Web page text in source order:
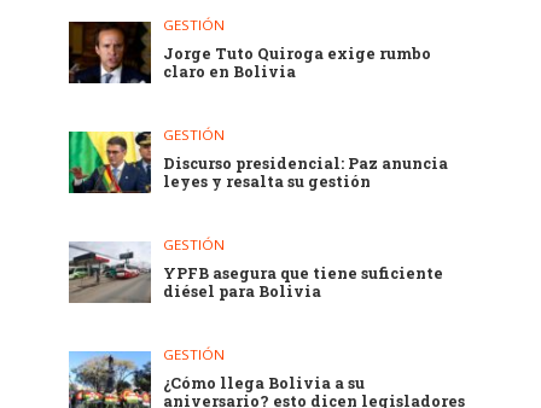
GESTIÓN
Jorge Tuto Quiroga exige rumbo
claro en Bolivia
GESTIÓN
Discurso presidencial: Paz anuncia
leyes y resalta su gestión
GESTIÓN
YPFB asegura que tiene suficiente
diésel para Bolivia
GESTIÓN
¿Cómo llega Bolivia a su
aniversario? esto dicen legisladores